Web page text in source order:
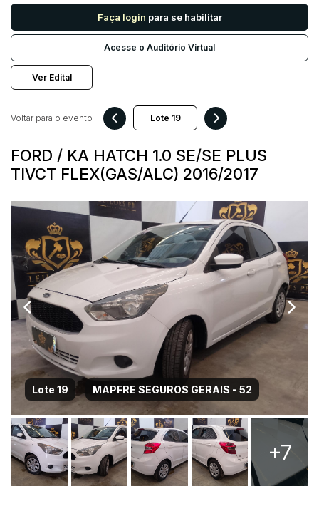
Faça login para se habilitar
Acesse o Auditório Virtual
Ver Edital
FORD / KA HATCH 1.0 SE/SE PLUS
TIVCT FLEX(GAS/ALC) 2016/2017
Voltar para o evento
Lote 19 MAPFRE SEGUROS GERAIS - 52
+7